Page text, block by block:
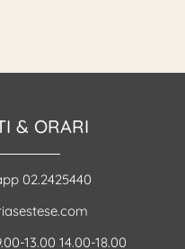
& ORARI
02.2425440
13.00 14.00-18.00